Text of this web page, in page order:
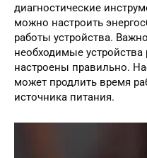
диагностические
можно настроить
работы устройства.
необходимые устройства
настроены правильно.
может продлить время
источника питания.